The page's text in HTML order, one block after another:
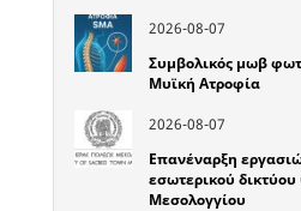
2026-08-07
Συμβολικός μωβ
Μυϊκή Ατροφία
2026-08-07
Επανέναρξη
εσωτερικού
Μεσολογγίου